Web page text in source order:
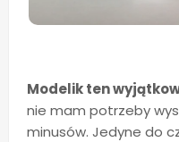
Modelik ten
nie mam potrzeby
minusów. Jedyne do